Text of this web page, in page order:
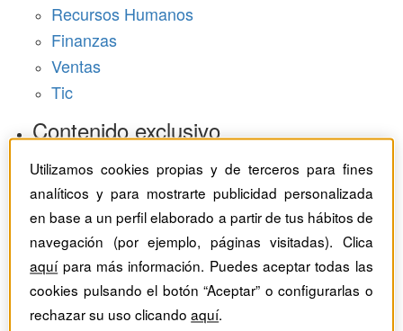
Recursos Humanos
Finanzas
Ventas
Tic
Contenido exclusivo
Baragaño Capital selección exclusiva
The Bold Choice selección exclusiva
Top Employers selección exclusiva
Hemeroteca
Monográficos
Utilizamos cookies propias y de terceros para fines
analíticos y para mostrarte publicidad personalizada
en base a un perfil elaborado a partir de tus hábitos de
navegación (por ejemplo, páginas visitadas). Clica
aquípara más información. Puedes aceptar todas las
cookies pulsando el botón “Aceptar” o configurarlas o
rechazar su uso clicandoaquí.